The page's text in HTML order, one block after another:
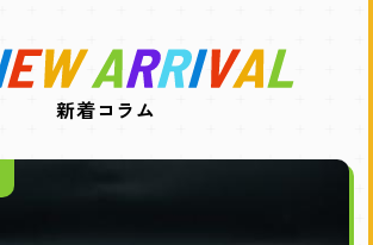
新着コラム